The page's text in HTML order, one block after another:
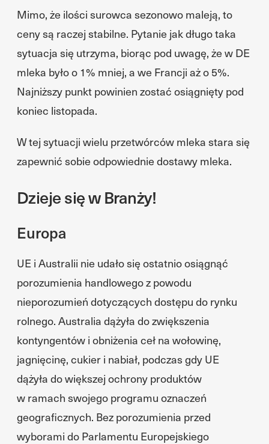
Mimo, że ilości surowca sezonowo maleją, to
ceny są raczej stabilne. Pytanie jak długo taka
sytuacja się utrzyma, biorąc pod uwagę, że w DE
mleka było o 1% mniej, a we Francji aż o 5%.
Najniższy punkt powinien zostać osiągnięty pod
koniec listopada.
W tej sytuacji wielu przetwórców mleka stara się
zapewnić sobie odpowiednie dostawy mleka.
Dzieje się w Branży!
Europa
UE i Australii nie udało się ostatnio osiągnąć
porozumienia handlowego z powodu
nieporozumień dotyczących dostępu do rynku
rolnego. Australia dążyła do zwiększenia
kontyngentów i obniżenia ceł na wołowinę,
jagnięcinę, cukier i nabiał, podczas gdy UE
dążyła do większej ochrony produktów
w ramach swojego programu oznaczeń
geograficznych. Bez porozumienia przed
wyborami do Parlamentu Europejskiego